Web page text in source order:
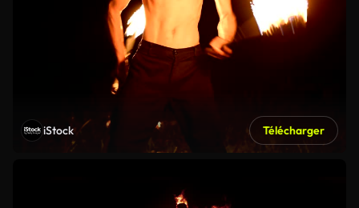
iStock Télécharger